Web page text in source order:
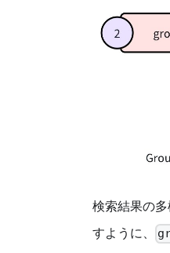
検索結果の
すように、